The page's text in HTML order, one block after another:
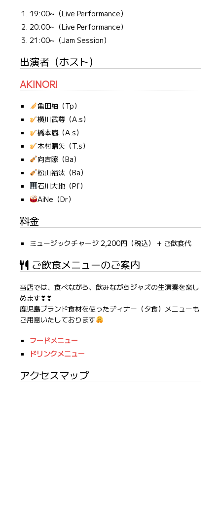
19:00~（Live Performance）
20:00~（Live Performance）
21:00~（Jam Session）
出演者（ホスト）
AKINORI
亀田紬（Tp）
横川武尊（A.s）
橋本嵐（A.s）
木村晴矢（T.s）
向吉瞭（Ba）
松山裕汰（Ba）
石川大地（Pf）
AiNe（Dr）
料金
ミュージックチャージ 2,200円（税込） + ご飲食代
ご飲食メニューのご案内
当店では、食べながら、飲みながらジャズの生演奏を楽し
めます❣❣
鹿児島ブランド食材を使ったディナー（夕食）メニューも
ご用意いたしております
フードメニュー
ドリンクメニュー
アクセスマップ